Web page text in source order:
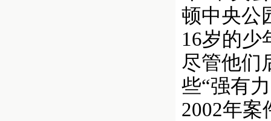
顿中央公
16岁的少
尽管他们
些“强有
2002年